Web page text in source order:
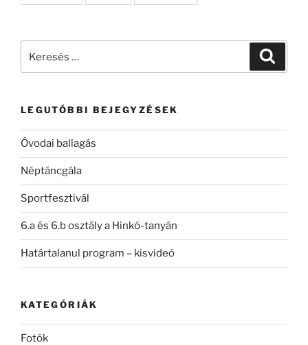
LEGUTÓBBI BEJEGYZÉSEK
Óvodai ballagás
Néptáncgála
Sportfesztivál
6.a és 6.b osztály a Hinkó-tanyán
Határtalanul program – kisvideó
KATEGÓRIÁK
Fotók